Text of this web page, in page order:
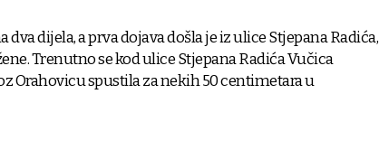
dva dijela, a prva dojava došla je iz ulice Stjepana Radića,
Trenutno se kod ulice Stjepana Radića Vučica
Orahovicu spustila za nekih 50 centimetara u